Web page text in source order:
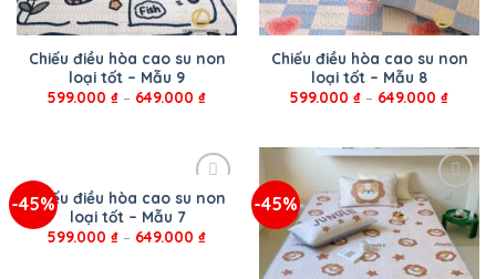
Chiếu điều hòa cao su non
loại tốt – Mẫu 9
599.000 ₫ – 649.000 ₫
Chiếu điều hòa cao su non
loại tốt – Mẫu 8
599.000 ₫ – 649.000 ₫
-45%
Chiếu điều hòa cao su non
loại tốt – Mẫu 7
599.000 ₫ – 649.000 ₫
-45%